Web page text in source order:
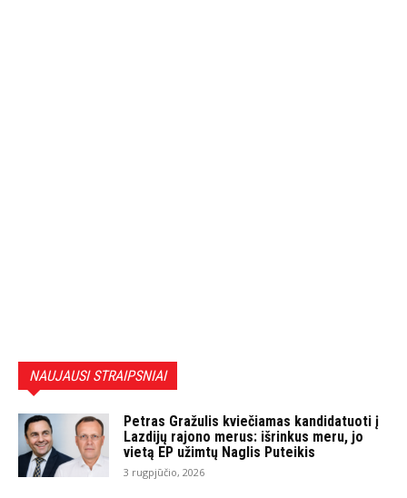
NAUJAUSI STRAIPSNIAI
Petras Gražulis kviečiamas kandidatuoti į
Lazdijų rajono merus: išrinkus meru, jo
vietą EP užimtų Naglis Puteikis
3 rugpjūčio, 2026